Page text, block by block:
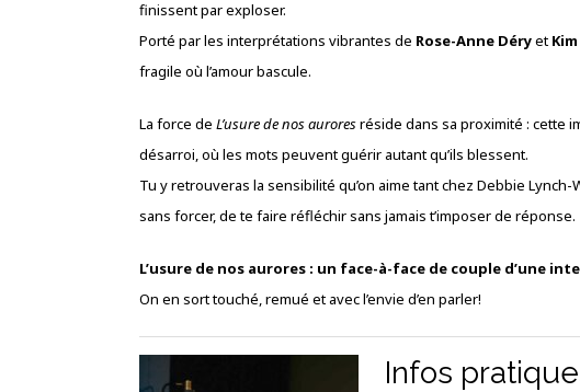
finissent par exploser.
Porté par les interprétations vibrantes de Rose-Anne Déryet
fragile où l’amour bascule.
La force de L’usure de nos auroresréside dans sa proximité : cette
désarroi, où les mots peuvent guérir autant qu’ils blessent.
Tu y retrouveras la sensibilité qu’on aime tant chez Debbie
sans forcer, de te faire réfléchir sans jamais t’imposer de réponse.
L’usure de nos aurores : un face-à-face de couple d’une
On en sort touché, remué et avec l’envie d’en parler!
Infos